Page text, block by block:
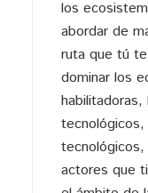
los
abordar de
ruta que tú
dominar los
actores que